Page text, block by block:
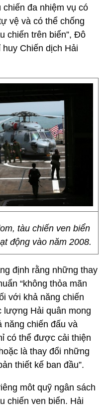
chiến đa nhiệm vụ có
vệ và có thể chống
chiến trên biển”, Đô
Chiến dịch Hải
tàu chiến ven biển
động vào năm 2008.
định rằng những thay
“không thỏa mãn
với khả năng chiến
lượng Hải quân mong
năng chiến đấu và
có thể được cải thiện
là thay đổi những
thiết kế ban đầu”.
môt quỹ ngân sách
chiến ven biển. Hải